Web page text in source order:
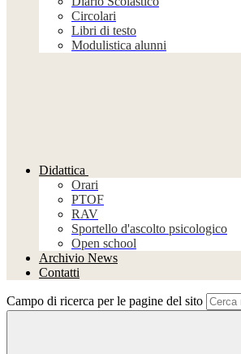
Circolari
Libri di testo
Modulistica alunni
Didattica
Orari
PTOF
RAV
Sportello d'ascolto psicologico
Open school
Archivio News
Contatti
Campo di ricerca per le pagine del sito